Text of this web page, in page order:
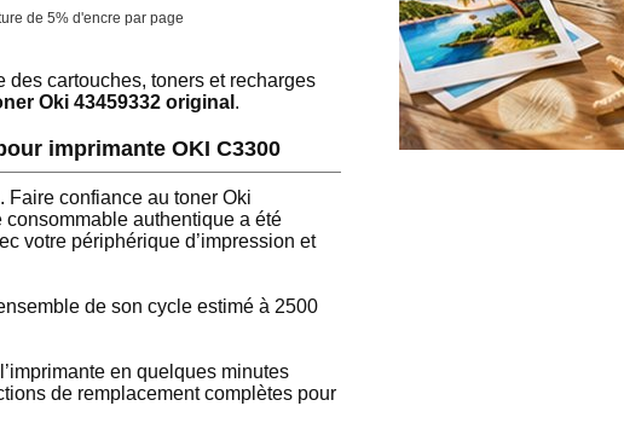
de 5% d'encre par page
des cartouches, toners et recharges
Oki 43459332 original .
imprimante OKI C3300
Faire confiance au toner Oki
authentique a été
votre périphérique d’impression et
de son cycle estimé à 2500
en quelques minutes
de remplacement complètes pour